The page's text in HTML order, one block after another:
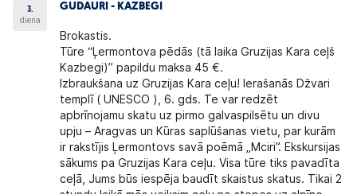
3.
diena
GUDAURI - KAZBEGI
Brokastis.
Tūre “Ļermontova pēdās (tā laika Gruzijas Kara ceļš
Kazbegi)” papildu maksa 45 €.
Izbraukšana uz Gruzijas Kara ceļu! Ierašanās Džvari
templī ( UNESCO ), 6. gds. Te var redzēt
apbrīnojamu skatu uz pirmo galvaspilsētu un divu
upju – Aragvas un Kūras saplūšanas vietu, par kurām
ir rakstījis Ļermontovs savā poēmā „Mciri”. Ekskursijas
sākums pa Gruzijas Kara ceļu. Visa tūre tiks pavadīta
ceļā, Jums būs iespēja baudīt skaistus skatus. Tikai 2